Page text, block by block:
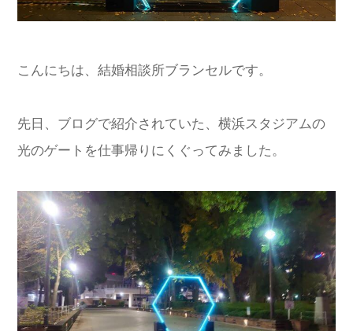
こんにちは、結婚相談所ブランセルです。
先日、ブログで紹介されていた、横浜スタジアムの
光のゲートを仕事帰りにくぐってみました。